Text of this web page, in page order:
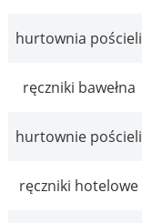
hurtownia pościeli
ręczniki bawełna
hurtownie pościeli
ręczniki hotelowe